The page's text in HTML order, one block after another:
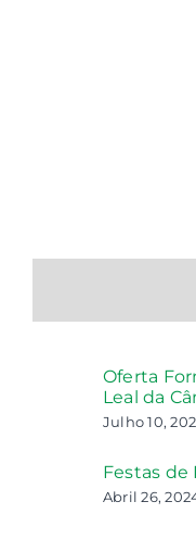
Oferta
Leal da
Julho 10,
Festas de
Abril 26,